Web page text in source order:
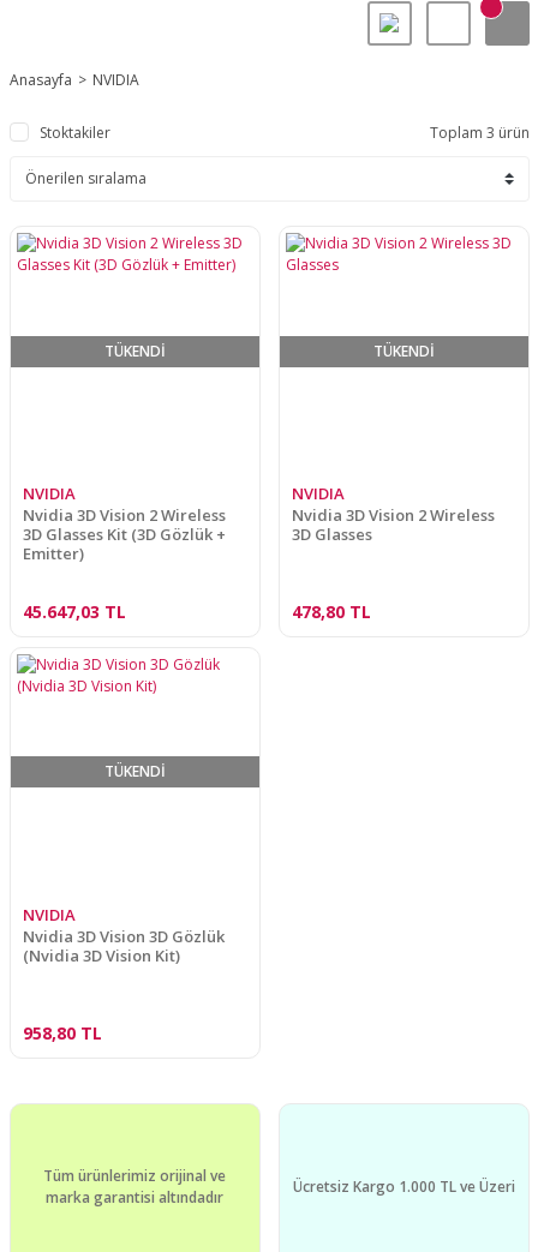
Anasayfa NVIDIA
Stoktakiler Toplam 3 ürün
TÜKENDİ
NVIDIA
Nvidia 3D Vision 2 Wireless
3D Glasses Kit (3D Gözlük +
Emitter)
45.647,03 TL
TÜKENDİ
NVIDIA
Nvidia 3D Vision 2 Wireless
3D Glasses
478,80 TL
TÜKENDİ
NVIDIA
Nvidia 3D Vision 3D Gözlük
(Nvidia 3D Vision Kit)
958,80 TL
Tüm ürünlerimiz orijinal ve
marka garantisi altındadır
Ücretsiz Kargo 1.000 TL ve Üzeri